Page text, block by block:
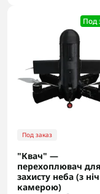
Под
Под заказ
"Квач" —
перехоплювач для
захисту неба (з
камерою)